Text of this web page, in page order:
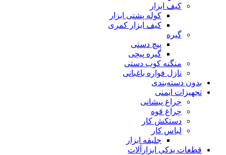
کیف ابزار
کوله پشتی ابزار
کیف ابزار کمری
گیره
پیچ دستی
گیره پیچی
منگنه کوب دستی
نازل فواره باغبانی
بدون دسته‌بندی
تجهیزات ایمنی
چراغ پیشانی
چراغ قوه
دستکش کار
لباس کار
جلیقه ابزار
قطعات یدکی ابزارآلات